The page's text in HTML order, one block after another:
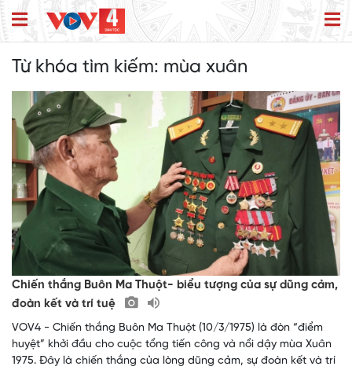
Từ khóa tìm kiếm: mùa xuân
Chiến thắng Buôn Ma Thuột- biểu tượng của sự dũng cảm,
đoàn kết và trí tuệ
VOV4 - Chiến thắng Buôn Ma Thuột (10/3/1975) là đòn “điểm
huyệt” khởi đầu cho cuộc tổng tiến công và nổi dậy mùa Xuân
1975. Đây là chiến thắng của lòng dũng cảm, sự đoàn kết và trí